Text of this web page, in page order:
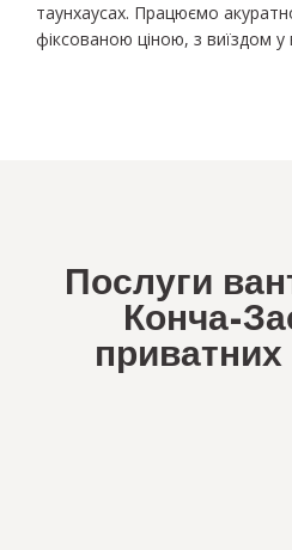
таунхаусах. Працюємо
фіксованою ціною, з виїздом у
Послуги
Конча-
приватних